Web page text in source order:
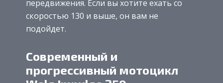
передвижения. Если вы хотите ехать со
скоростью 130 и выше, он вам не
подойдет.
Современный и
прогрессивный мотоцикл